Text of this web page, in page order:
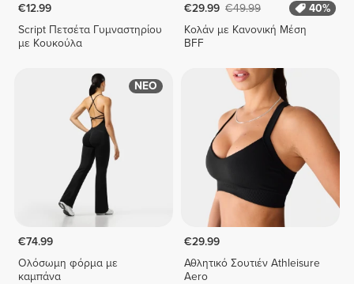
€12.99
Script Πετσέτα Γυμναστηρίου
με Κουκούλα
€29.99 €49.99
40%
Κολάν με Κανονική Μέση
BFF
ΝΕΟ
€74.99
Ολόσωμη φόρμα με
καμπάνα
€29.99
Αθλητικό Σουτιέν Athleisure
Aero